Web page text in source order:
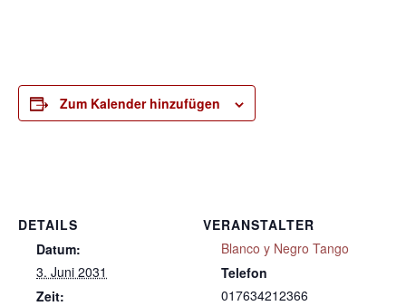
Zum Kalender hinzufügen
DETAILS
Datum:
3. Juni 2031
Zeit:
VERANSTALTER
Blanco y Negro Tango
Telefon
017634212366